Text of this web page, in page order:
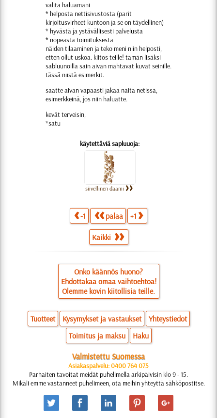
valita haluamani
* helposta nettisivustosta (parit
kirjoitusvirheet kuntoon ja se on täydellinen)
* hyvästä ja ystävällisesti palvelusta
* nopeasta toimituksesta
näiden tilaaminen ja teko meni niin helposti,
etten ollut uskoa. kiitos teille! tämän lisäksi
sabluunoilla sain aivan mahtavat kuvat seinille.
tässä niistä esimerkit.
saatte aivan vapaasti jakaa näitä netissä,
esimerkkeinä, jos niin haluatte.
kevät terveisin,
*satu
käytettäviä sapluuoja:
siivellinen daami
-1 palaa +1
Kaikki
Onko käännös huono?
Ehdottakaa omaa vaihtoehtoa!
Olemme kovin kiitollisia teille.
Tuotteet Kysymykset ja vastaukset
Yhteystiedot
Toimitus ja maksu
Haku
Valmistettu Suomessa
Asiakaspalvelu: 0400 764 075
Parhaiten tavoitat meidät puhelimella arkipäivisin klo 9 - 15.
Mikäli emme vastanneet puhelimeen, ota meihin yhteyttä sähköpostitse.